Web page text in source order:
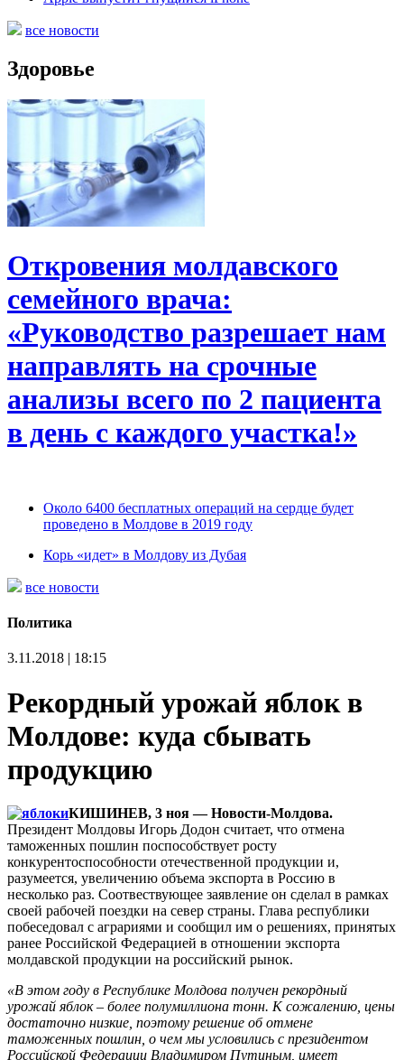
все новости
Здоровье
Откровения молдавского
семейного врача:
«Руководство разрешает нам
направлять на срочные
анализы всего по 2 пациента
в день с каждого участка!»
Около 6400 бесплатных операций на сердце будет
проведено в Молдове в 2019 году
Корь «идет» в Молдову из Дубая
все новости
Политика
3.11.2018 | 18:15
Рекордный урожай яблок в
Молдове: куда сбывать
продукцию
КИШИНЕВ, 3 ноя — Новости-Молдова.
Президент Молдовы Игорь Додон считает, что отмена
таможенных пошлин поспособствует росту
конкурентоспособности отечественной продукции и,
разумеется, увеличению объема экспорта в Россию в
несколько раз. Соотвествующее заявление он сделал в рамках
своей рабочей поездки на север страны. Глава республики
побеседовал с аграриями и сообщил им о решениях, принятых
ранее Российской Федерацией в отношении экспорта
молдавской продукции на российский рынок.
«В этом году в Республике Молдова получен рекордный
урожай яблок – более полумиллиона тонн. К сожалению, цены
достаточно низкие, поэтому решение об отмене
таможенных пошлин, о чем мы условились с президентом
Российской Федерации Владимиром Путиным, имеет